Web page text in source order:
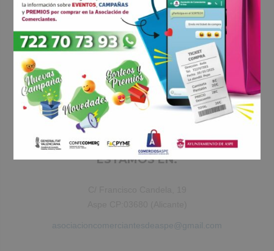
Encuentre toda la información y ofertas del comercio asociado.
Periódicamente publicamos ofertas de los comercios de Aspe.
ESTAMOS EN:
asociacioncomerciantesdeaspe@gmail.com